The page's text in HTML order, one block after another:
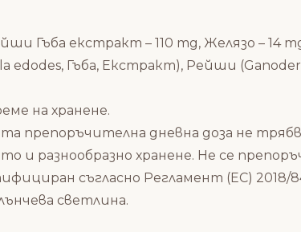
Гъба екстракт – 110 mg, Желязо – 14
Гъба, Екстракт), Рейши
на хранене.
препоръчителна дневна доза не
и разнообразно хранене. Не се
съгласно Регламент (ЕС) 2018/
светлина.